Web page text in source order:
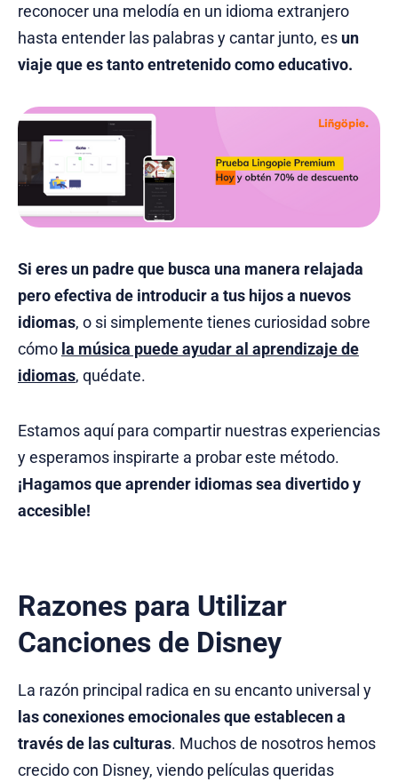
reconocer una melodía en un idioma extranjero
hasta entender las palabras y cantar junto, es un
viaje que es tanto entretenido como educativo.
Si eres un padre que busca una manera relajada
pero efectiva de introducir a tus hijos a nuevos
idiomas, o si simplemente tienes curiosidad sobre
cómo la música puede ayudar al aprendizaje de
idiomas, quédate.
Estamos aquí para compartir nuestras experiencias
y esperamos inspirarte a probar este método.
¡Hagamos que aprender idiomas sea divertido y
accesible!
Razones para Utilizar
Canciones de Disney
La razón principal radica en su encanto universal y
lasconexiones emocionales que establecen a
través de las culturas. Muchos de nosotros hemos
crecido con Disney, viendo películas queridas